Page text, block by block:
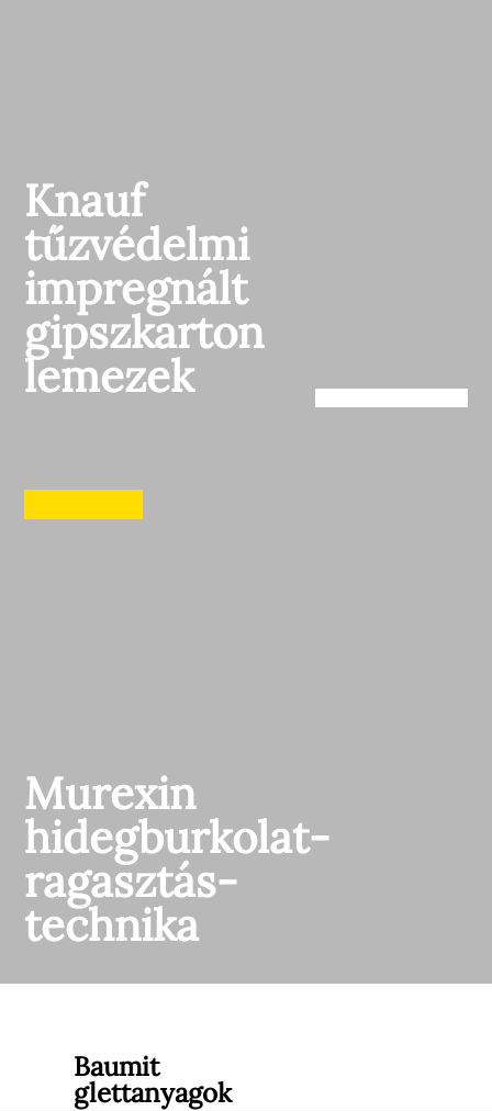
Knauf
tűzvédelmi
impregnált
gipszkarton
lemezek
Murexin
hidegburkolat-
ragasztás-
technika
Baumit
glettanyagok